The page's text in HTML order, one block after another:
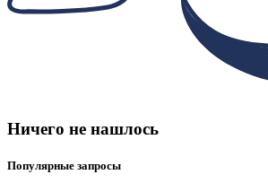
Ничего не нашлось
Популярные запросы